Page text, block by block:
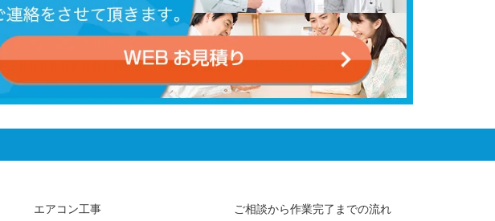
エアコン工事 ご相談から作業完了までの流れ